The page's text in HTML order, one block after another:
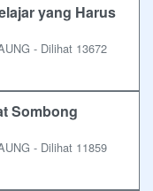
yang Harus
- Dilihat 13672
Sombong
- Dilihat 11859